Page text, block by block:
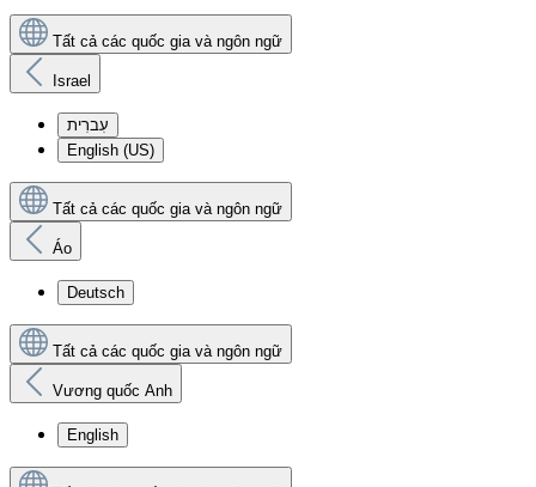
Tất cả các quốc gia và ngôn ngữ
Israel
עִברִית
English (US)
Tất cả các quốc gia và ngôn ngữ
Áo
Deutsch
Tất cả các quốc gia và ngôn ngữ
Vương quốc Anh
English